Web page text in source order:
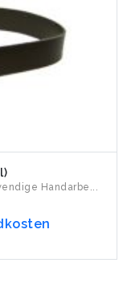
Handarbe...